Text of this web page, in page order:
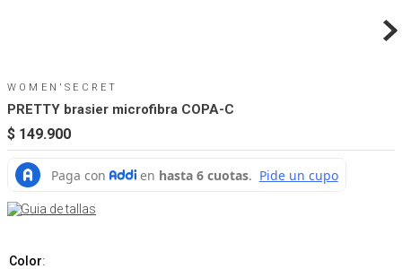
WOMEN'SECRET
PRETTY brasier microfibra COPA-C
$ 149.900
Guia de tallas
Color: